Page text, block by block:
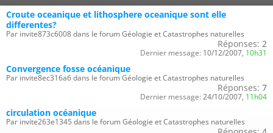
Croute oceanique et lithosphere oceanique sont elle
differentes?
Par invite873c6008 dans le forum Géologie et Catastrophes naturelles
Réponses: 2
Dernier message: 10/12/2007, 10h31
Convergence fosse océanique
Par invite8ec316a6 dans le forum Géologie et Catastrophes naturelles
Réponses: 7
Dernier message: 24/10/2007, 11h04
circulation océanique
Par invite263e1345 dans le forum Géologie et Catastrophes naturelles